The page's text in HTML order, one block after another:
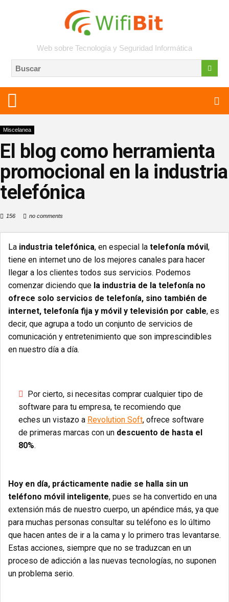
Web sobre Tecnología y Seguridad Informática
Miscelanea
El blog como herramienta
promocional en la industria
telefónica
156 no comments
La industria telefónica, en especial la telefonía móvil,
tiene en internet uno de los mejores canales para hacer
llegar a los clientes todos sus servicios. Podemos
comenzar diciendo que la industria de la telefonía no
ofrece solo servicios de telefonía, sino también de
internet, telefonía fija y móvil y televisión por cable, es
decir, que agrupa a todo un conjunto de servicios de
comunicación y entretenimiento que son imprescindibles
en nuestro día a día.
Por cierto, si necesitas comprar cualquier tipo de
software para tu empresa, te recomiendo que
eches un vistazo a Revolution Soft, ofrece software
de primeras marcas con un descuento de hasta el
80%.
Hoy en día, prácticamente nadie se halla sin un
teléfono móvil inteligente, pues se ha convertido en una
extensión más de nuestro cuerpo, un apéndice más, ya que
para muchas personas consultar su teléfono es lo último
que hacen antes de ir a la cama y lo primero tras levantarse.
Estas acciones, siempre que no se traduzcan en un
proceso de adicción a las nuevas tecnologías, no suponen
un problema serio.